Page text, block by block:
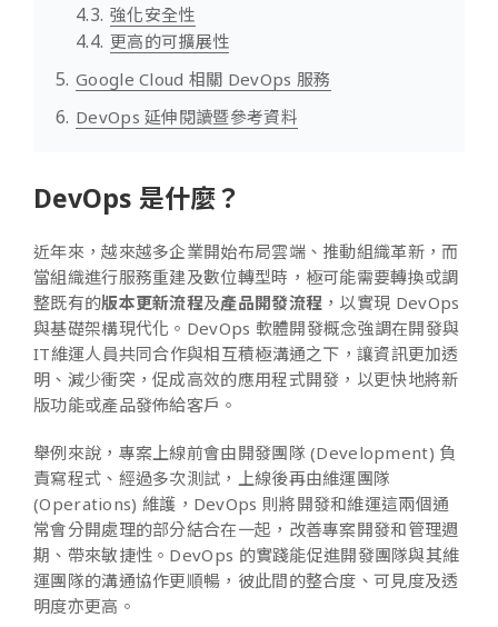
強化安全性
更高的可擴展性
Google Cloud 相關 DevOps 服務
DevOps 延伸閱讀暨參考資料
DevOps 是什麼？
近年來，越來越多企業開始布局雲端、推動組織革新，而
當組織進行服務重建及數位轉型時，極可能需要轉換或調
整既有的版本更新流程及產品開發流程 ，以實現 DevOps
與基礎架構現代化。DevOps 軟體開發概念強調在開發與
IT維運人員共同合作與相互積極溝通之下，讓資訊更加透
明、減少衝突，促成高效的應用程式開發，以更快地將新
版功能或產品發佈給客戶。
舉例來說，專案上線前會由開發團隊 (Development) 負
責寫程式、經過多次測試，上線後再由維運團隊
(Operations) 維護，DevOps 則將開發和維運這兩個通
常會分開處理的部分結合在一起，改善專案開發和管理週
期、帶來敏捷性。DevOps 的實踐能促進開發團隊與其維
運團隊的溝通協作更順暢，彼此間的整合度、可見度及透
明度亦更高。